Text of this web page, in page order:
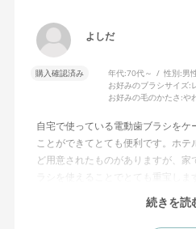
よしだ
購入確認済み 年代:70代～ 性別:男
お好みのブラシサイズ:
お好みの毛のかたさ:や
自宅で使っている電動歯ブラシを
ことができてとても便利です。ホ
ど用意されたものがありますが、
ラシを使えることでとても重宝しま
て電動歯ブラシがピタッと収まるよ
続きを読